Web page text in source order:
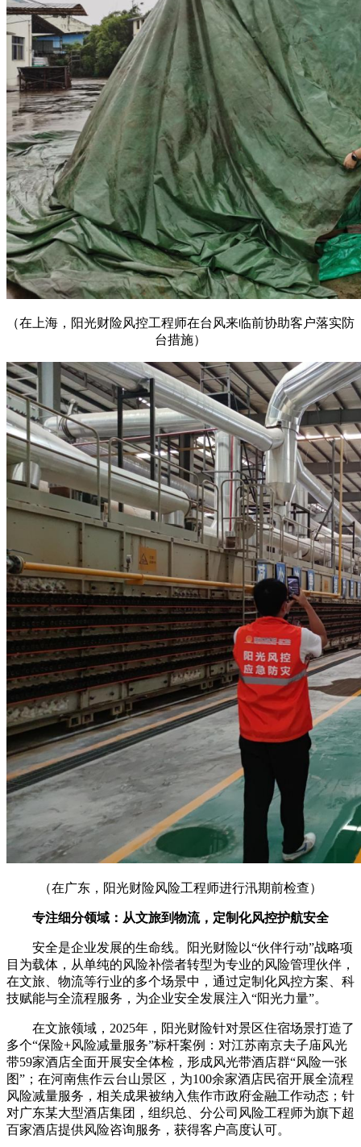
（在上海，阳光财险风控工程师在台风来临前协助客户落实防
台措施）
（在广东，阳光财险风险工程师进行汛期前检查）
专注细分领域：从文旅到物流，定制化风控护航安全
安全是企业发展的生命线。阳光财险以“伙伴行动”战略项
目为载体，从单纯的风险补偿者转型为专业的风险管理伙伴，
在文旅、物流等行业的多个场景中，通过定制化风控方案、科
技赋能与全流程服务，为企业安全发展注入“阳光力量”。
在文旅领域，2025年，阳光财险针对景区住宿场景打造了
多个“保险+风险减量服务”标杆案例：对江苏南京夫子庙风光
带59家酒店全面开展安全体检，形成风光带酒店群“风险一张
图”；在河南焦作云台山景区，为100余家酒店民宿开展全流程
风险减量服务，相关成果被纳入焦作市政府金融工作动态；针
对广东某大型酒店集团，组织总、分公司风险工程师为旗下超
百家酒店提供风险咨询服务，获得客户高度认可。